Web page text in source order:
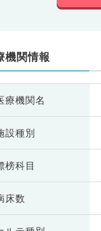
機関情報
療機関名
設種別
榜科目
床数